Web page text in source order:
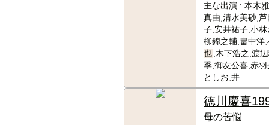
主な出演 : 本木
真由,清水美砂,
子,安井祐子,小
柳錦之輔,畠中洋
也 ,木下浩之,渡
季,御友公喜,赤
としお,井
徳川慶喜
母の苦悩